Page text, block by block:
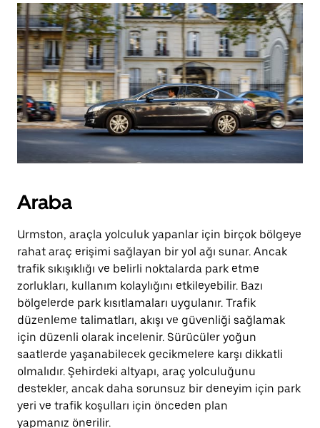
Araba
Urmston, araçla yolculuk yapanlar için birçok bölgeye
rahat araç erişimi sağlayan bir yol ağı sunar. Ancak
trafik sıkışıklığı ve belirli noktalarda park etme
zorlukları, kullanım kolaylığını etkileyebilir. Bazı
bölgelerde park kısıtlamaları uygulanır. Trafik
düzenleme talimatları, akışı ve güvenliği sağlamak
için düzenli olarak incelenir. Sürücüler yoğun
saatlerde yaşanabilecek gecikmelere karşı dikkatli
olmalıdır. Şehirdeki altyapı, araç yolculuğunu
destekler, ancak daha sorunsuz bir deneyim için park
yeri ve trafik koşulları için önceden plan
yapmanız önerilir.